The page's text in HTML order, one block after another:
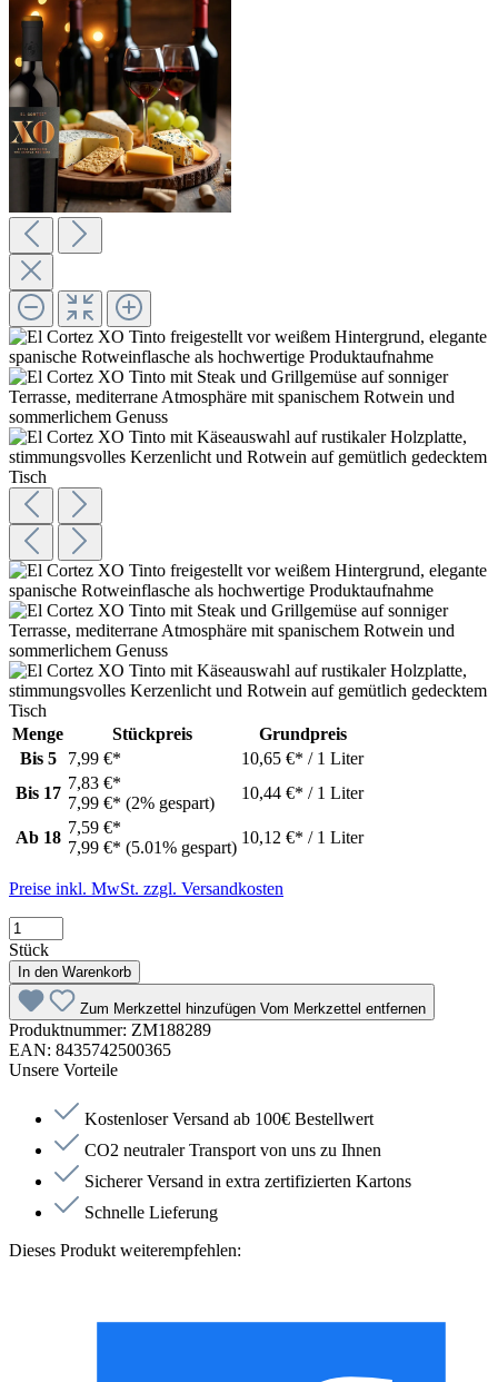
Menge Stückpreis
Grundpreis
Bis 5 7,99 €*
10,65 €* / 1 Liter
Bis 17
7,83 €*
7,99 €* (2% gespart)
10,44 €* / 1 Liter
Ab 18
7,59 €*
7,99 €* (5.01% gespart)
10,12 €* / 1 Liter
Preise inkl. MwSt. zzgl. Versandkosten
Stück
In den Warenkorb
Zum Merkzettel hinzufügen Vom Merkzettel entfernen
Produktnummer: ZM188289
EAN: 8435742500365
Unsere Vorteile
Kostenloser Versand ab 100€ Bestellwert
CO2 neutraler Transport von uns zu Ihnen
Sicherer Versand in extra zertifizierten Kartons
Schnelle Lieferung
Dieses Produkt weiterempfehlen: